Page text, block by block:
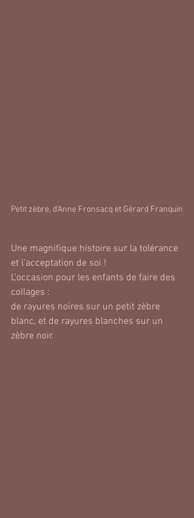
Petit zèbre, d'Anne Fronsacq et Gérard Franquin
Une magnifique histoire sur la tolérance
et l'acceptation de soi !
L'occasion pour les enfants de faire des
collages :
de rayures noires sur un petit zèbre
blanc, et de rayures blanches sur un
zèbre noir.